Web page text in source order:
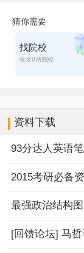
资料下载
93分达人英语
2015考研必备
[回馈论坛] 马